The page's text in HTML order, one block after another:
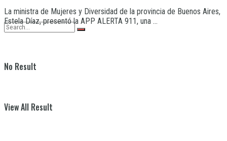
No Result
View All Result
La ministra de Mujeres y Diversidad de la provincia de Buenos Aires,
Estela Díaz, presentó la APP ALERTA 911, una ...